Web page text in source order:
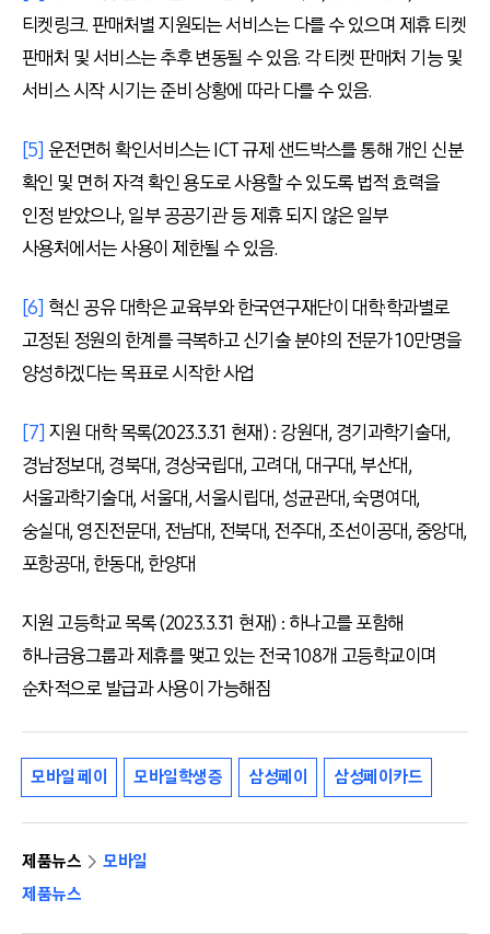
티켓링크. 판매처별 지원되는 서비스는 다를 수 있으며 제휴 티켓
판매처 및 서비스는 추후 변동될 수 있음. 각 티켓 판매처 기능 및
서비스 시작 시기는 준비 상황에 따라 다를 수 있음.
[5] 운전면허 확인서비스는 ICT 규제 샌드박스를 통해 개인 신분
확인 및 면허 자격 확인 용도로 사용할 수 있도록 법적 효력을
인정 받았으나, 일부 공공기관 등 제휴 되지 않은 일부
사용처에서는 사용이 제한될 수 있음.
[6] 혁신 공유 대학은 교육부와 한국연구재단이 대학·학과별로
고정된 정원의 한계를 극복하고 신기술 분야의 전문가 10만명을
양성하겠다는 목표로 시작한 사업
[7] 지원 대학 목록(2023.3.31 현재) : 강원대, 경기과학기술대,
경남정보대, 경북대, 경상국립대, 고려대, 대구대, 부산대,
서울과학기술대, 서울대, 서울시립대, 성균관대, 숙명여대,
숭실대, 영진전문대, 전남대, 전북대, 전주대, 조선이공대, 중앙대,
포항공대, 한동대, 한양대
지원 고등학교 목록 (2023.3.31 현재) : 하나고를 포함해
하나금융그룹과 제휴를 맺고 있는 전국 108개 고등학교이며
순차적으로 발급과 사용이 가능해짐
모바일 페이 모바일학생증 삼성페이 삼성페이카드
제품뉴스
모바일
제품뉴스